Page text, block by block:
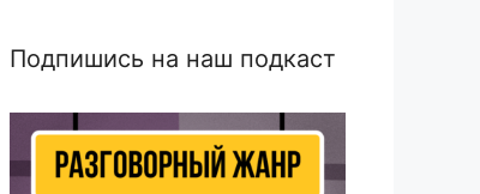
Подпишись на наш подкаст